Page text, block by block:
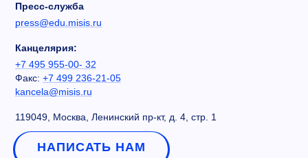
Пресс-служба
press@edu.misis.ru
Канцелярия:
+7 495 955-00- 32
Факс: +7 499 236-21-05
kancela@misis.ru
119049, Москва, Ленинский пр-кт, д. 4, стр. 1
НАПИСАТЬ НАМ